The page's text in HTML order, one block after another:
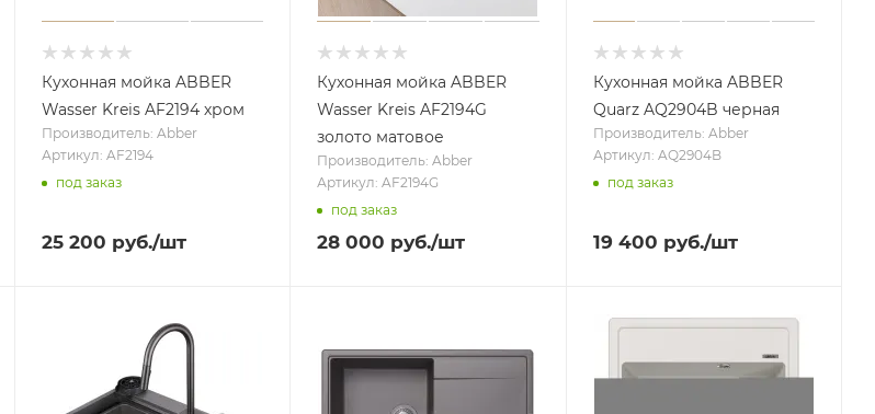
Кухонная мойка ABBER
Wasser Kreis AF2194 хром
Производитель: Abber
Артикул: AF2194
под заказ
25 200 руб./шт
Кухонная мойка ABBER
Wasser Kreis AF2194G
золото матовое
Производитель: Abber
Артикул: AF2194G
под заказ
28 000 руб./шт
Кухонная мойка ABBER
Quarz AQ2904B черная
Производитель: Abber
Артикул: AQ2904B
под заказ
19 400 руб./шт